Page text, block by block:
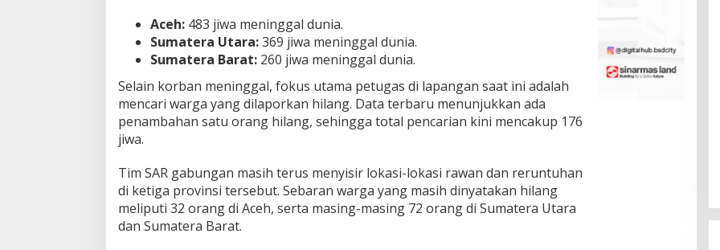
Aceh: 483 jiwa meninggal dunia.
Sumatera Utara:369 jiwa meninggal dunia.
Sumatera Barat: 260 jiwa meninggal dunia.
Selain korban meninggal, fokus utama petugas di lapangan saat ini adalah
mencari warga yang dilaporkan hilang. Data terbaru menunjukkan ada
penambahan satu orang hilang, sehingga total pencarian kini mencakup 176
jiwa.
Tim SAR gabungan masih terus menyisir lokasi-lokasi rawan dan reruntuhan
di ketiga provinsi tersebut. Sebaran warga yang masih dinyatakan hilang
meliputi 32 orang di Aceh, serta masing-masing 72 orang di Sumatera Utara
dan Sumatera Barat.